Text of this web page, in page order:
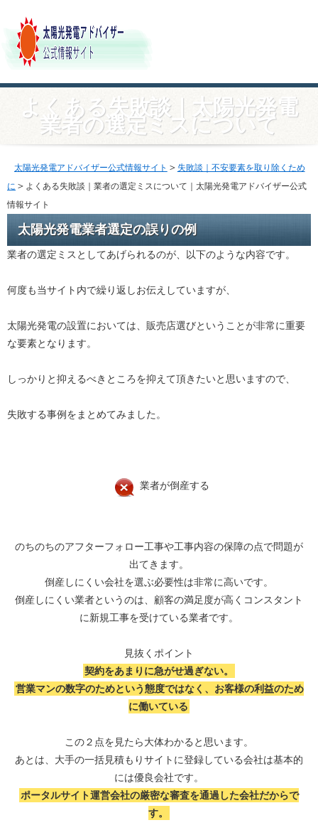
よくある失敗談｜太陽光発電
業者の選定ミスについて
太陽光発電アドバイザー公式情報サイト ＞ 失敗談｜不安要素を取り除くため
に ＞ よくある失敗談｜業者の選定ミスについて｜太陽光発電アドバイザー公式
情報サイト
太陽光発電業者選定の誤りの例
業者の選定ミスとしてあげられるのが、以下のような内容です。
何度も当サイト内で繰り返しお伝えしていますが、
太陽光発電の設置においては、販売店選びということが非常に重要
な要素となります。
しっかりと抑えるべきところを抑えて頂きたいと思いますので、
失敗する事例をまとめてみました。
業者が倒産する
のちのちのアフターフォロー工事や工事内容の保障の点で問題が
出てきます。
倒産しにくい会社を選ぶ必要性は非常に高いです。
倒産しにくい業者というのは、顧客の満足度が高くコンスタント
に新規工事を受けている業者です。
見抜くポイント
契約をあまりに急がせ過ぎない。
営業マンの数字のためという態度ではなく、お客様の利益のため
に働いている
この２点を見たら大体わかると思います。
あとは、大手の一括見積もりサイトに登録している会社は基本的
には優良会社です。
ポータルサイト運営会社の厳密な審査を通過した会社だからで
す。